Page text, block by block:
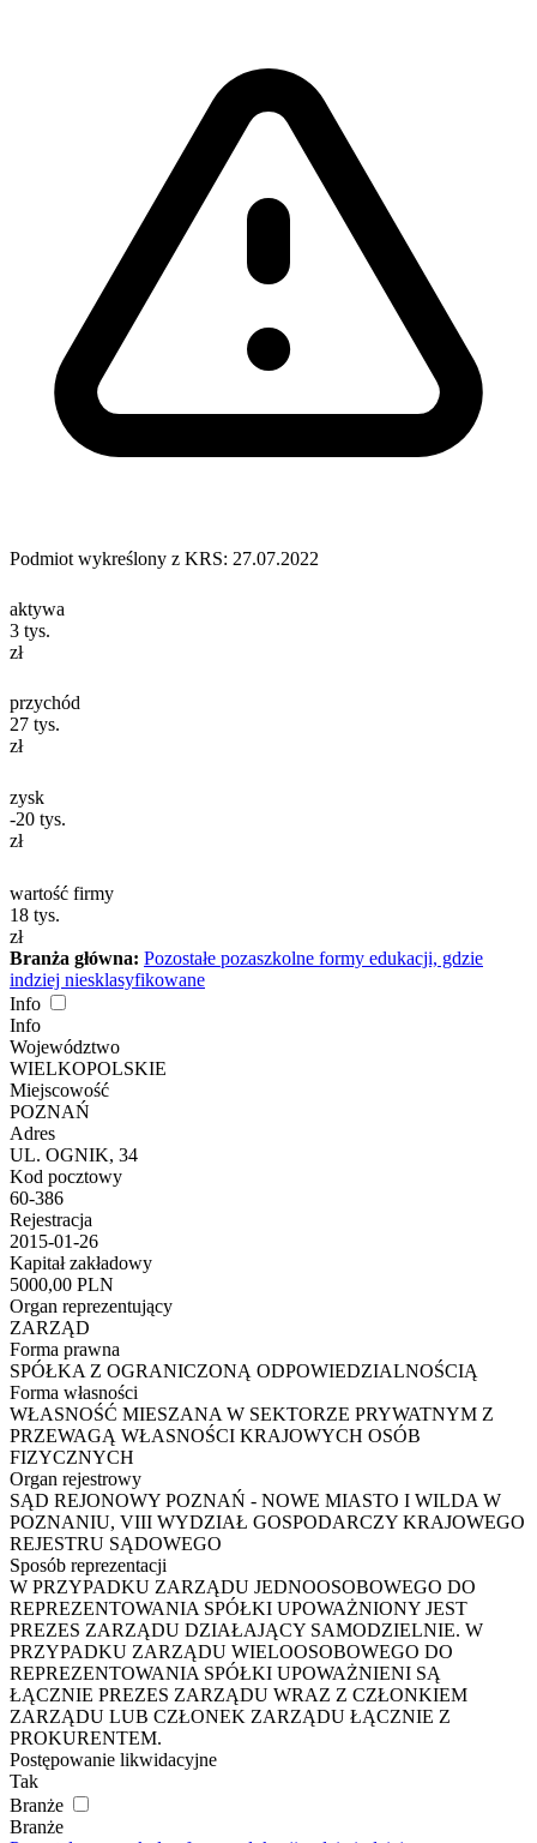
Podmiot wykreślony z KRS: 27.07.2022
aktywa
3 tys.
zł
przychód
27 tys.
zł
zysk
-20 tys.
zł
wartość firmy
18 tys.
zł
Branża główna: Pozostałe pozaszkolne formy edukacji, gdzie
indziej niesklasyfikowane
Info
Info
Województwo
WIELKOPOLSKIE
Miejscowość
POZNAŃ
Adres
UL. OGNIK, 34
Kod pocztowy
60-386
Rejestracja
2015-01-26
Kapitał zakładowy
5000,00 PLN
Organ reprezentujący
ZARZĄD
Forma prawna
SPÓŁKA Z OGRANICZONĄ ODPOWIEDZIALNOŚCIĄ
Forma własności
WŁASNOŚĆ MIESZANA W SEKTORZE PRYWATNYM Z
PRZEWAGĄ WŁASNOŚCI KRAJOWYCH OSÓB
FIZYCZNYCH
Organ rejestrowy
SĄD REJONOWY POZNAŃ - NOWE MIASTO I WILDA W
POZNANIU, VIII WYDZIAŁ GOSPODARCZY KRAJOWEGO
REJESTRU SĄDOWEGO
Sposób reprezentacji
W PRZYPADKU ZARZĄDU JEDNOOSOBOWEGO DO
REPREZENTOWANIA SPÓŁKI UPOWAŻNIONY JEST
PREZES ZARZĄDU DZIAŁAJĄCY SAMODZIELNIE. W
PRZYPADKU ZARZĄDU WIELOOSOBOWEGO DO
REPREZENTOWANIA SPÓŁKI UPOWAŻNIENI SĄ
ŁĄCZNIE PREZES ZARZĄDU WRAZ Z CZŁONKIEM
ZARZĄDU LUB CZŁONEK ZARZĄDU ŁĄCZNIE Z
PROKURENTEM.
Postępowanie likwidacyjne
Tak
Branże
Branże